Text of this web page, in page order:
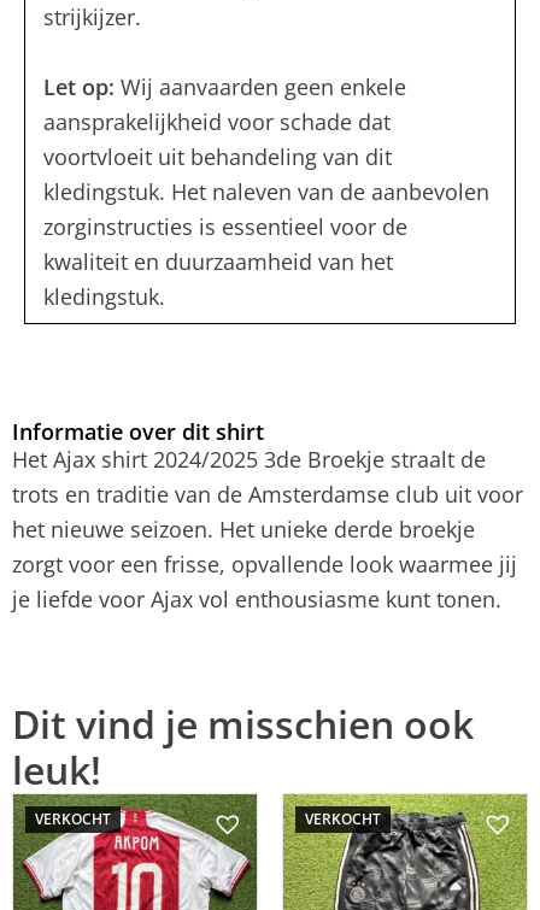
strijkijzer.
Let op: Wij aanvaarden geen enkele
aansprakelijkheid voor schade dat
voortvloeit uit behandeling van dit
kledingstuk. Het naleven van de aanbevolen
zorginstructies is essentieel voor de
kwaliteit en duurzaamheid van het
kledingstuk.
Informatie over dit shirt
Het Ajax shirt 2024/2025 3de Broekje straalt de
trots en traditie van de Amsterdamse club uit voor
het nieuwe seizoen. Het unieke derde broekje
zorgt voor een frisse, opvallende look waarmee jij
je liefde voor Ajax vol enthousiasme kunt tonen.
Dit vind je misschien ook
leuk!
VERKOCHT VERKOCHT